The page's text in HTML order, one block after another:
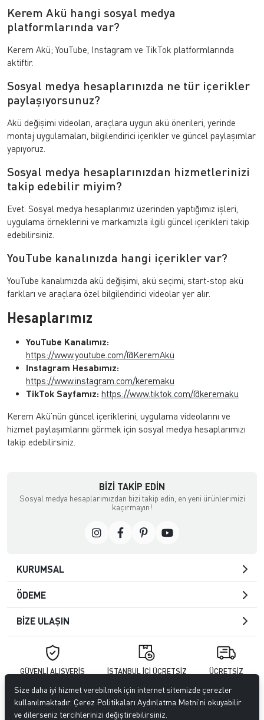
Kerem Akü hangi sosyal medya
platformlarında var?
Kerem Akü; YouTube, Instagram ve TikTok platformlarında
aktiftir.
Sosyal medya hesaplarınızda ne tür içerikler
paylaşıyorsunuz?
Akü değişimi videoları, araçlara uygun akü önerileri, yerinde
montaj uygulamaları, bilgilendirici içerikler ve güncel paylaşımlar
yapıyoruz.
Sosyal medya hesaplarınızdan hizmetlerinizi
takip edebilir miyim?
Evet. Sosyal medya hesaplarımız üzerinden yaptığımız işleri,
uygulama örneklerini ve markamızla ilgili güncel içerikleri takip
edebilirsiniz.
YouTube kanalınızda hangi içerikler var?
YouTube kanalımızda akü değişimi, akü seçimi, start-stop akü
farkları ve araçlara özel bilgilendirici videolar yer alır.
Hesaplarımız
YouTube Kanalımız:
https://www.youtube.com/@KeremAkü
Instagram Hesabımız:
https://www.instagram.com/keremaku
TikTok Sayfamız: https://www.tiktok.com/@keremaku
Kerem Akü’nün güncel içeriklerini, uygulama videolarını ve
hizmet paylaşımlarını görmek için sosyal medya hesaplarımızı
takip edebilirsiniz.
BIZI TAKIP EDIN
Sosyal medya hesaplarımızdan bizi takip edin, en yeni ürünlerimizi
kaçırmayın!
KURUMSAL
ÖDEME
BİZE ULAŞIN
GÜVENLİ ALIŞVERİŞ
güvendesiniz
İSTANBUL İÇİ ÜCRETSİZ
ÜCRETSİZ
© 2026 . Tüm hakları saklıdır.
Size daha iyi hizmet verebilmek için internet sitemizde çerezler
kullanılmaktadır. Çerez Politikaları Aydınlatma Metni’ni okuyabilir
ve dilerseniz tercihlerinizi değiştirebilirsiniz.